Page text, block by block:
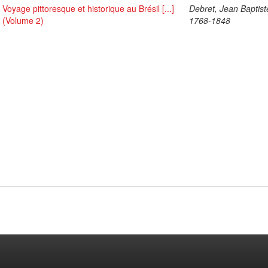
Voyage pittoresque et historique au Brésil [...]
(Volume 2)
Debret, Jean
1768-1848